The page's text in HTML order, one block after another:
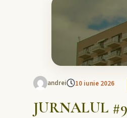
andrei 10 iunie 2026
JURNALUL